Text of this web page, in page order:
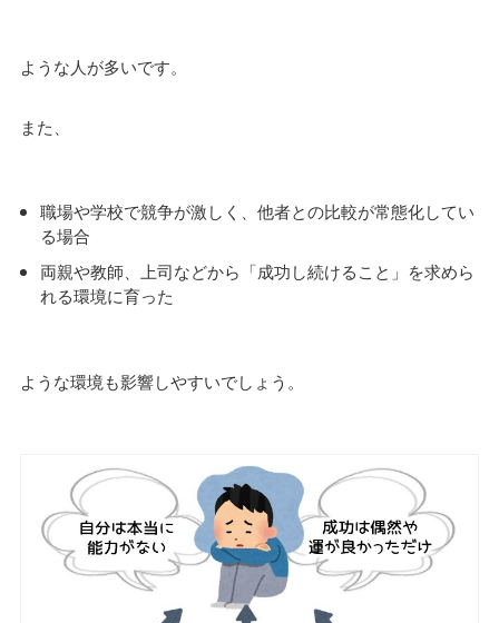
ような人が多いです。
また、
職場や学校で競争が激しく、他者との比較が常態化してい
る場合
両親や教師、上司などから「成功し続けること」を求めら
れる環境に育った
ような環境も影響しやすいでしょう。